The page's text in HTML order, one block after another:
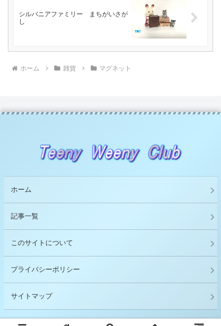
シルバニアファミリー まちがいさが
し
ホーム 雑貨 マグネット
ホーム
記事一覧
このサイトについて
プライバシーポリシー
サイトマップ